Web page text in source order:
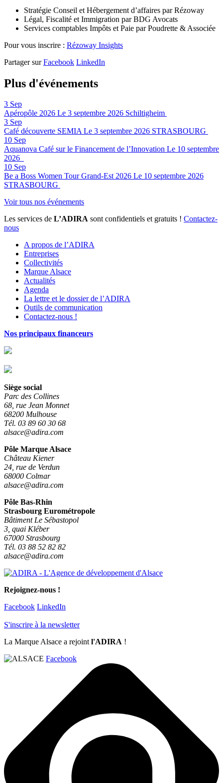
Stratégie Conseil et Hébergement d’affaires par Rézoway
Légal, Fiscalité et Immigration par BDG Avocats
Services comptables Impôts et Paie par Poudrette & Associée
Pour vous inscrire : Rézoway Insights
Partager sur Facebook LinkedIn
Plus d'événements
3 Sep
Apéropôle 2026 Le 3 septembre 2026 Schiltigheim
3 Sep
Café découverte SEMIALe 3 septembre 2026 STRASBOURG
10 Sep
Aquanova Café sur le Financement de l’Innovation Le 10 septembre
2026
10 Sep
Be a Boss Women Tour Grand-Est 2026 Le 10 septembre 2026
STRASBOURG
Voir tous nos événements
Les services de L’ADIRA sont confidentiels et gratuits ! Contactez-
nous
A propos de l’ADIRA
Entreprises
Collectivités
Marque Alsace
Actualités
Agenda
La lettre et le dossier de l’ADIRA
Outils de communication
Contactez-nous !
Nos principaux financeurs
Siège social
Parc des Collines
68, rue Jean Monnet
68200 Mulhouse
Tél. 03 89 60 30 68
alsace@adira.com
Pôle Marque Alsace
Château Kiener
24, rue de Verdun
68000 Colmar
alsace@adira.com
Pôle Bas-Rhin
Strasbourg Eurométropole
Bâtiment Le Sébastopol
3, quai Kléber
67000 Strasbourg
Tél. 03 88 52 82 82
alsace@adira.com
Rejoignez-nous !
Facebook LinkedIn
S'inscrire à la newsletter
La Marque Alsace a rejointl'ADIRA !
Facebook